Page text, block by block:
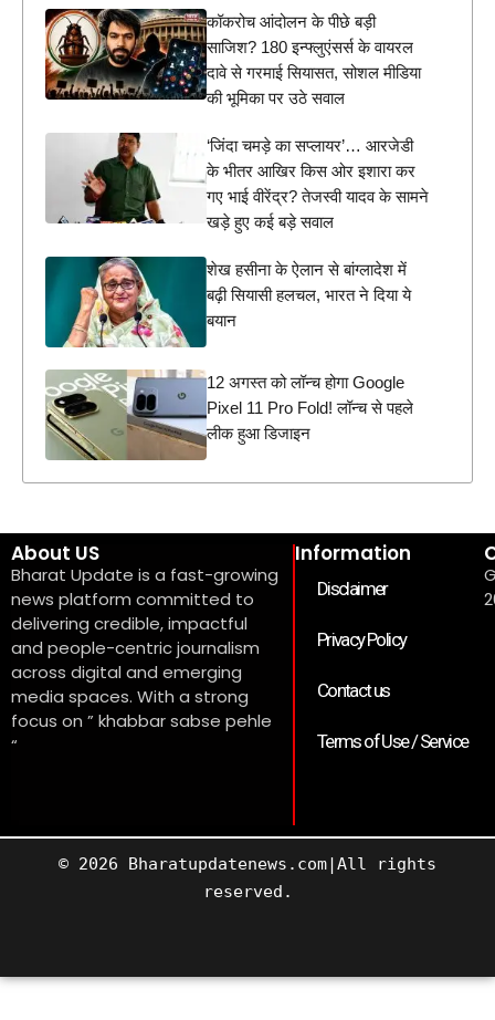
कॉकरोच आंदोलन के पीछे बड़ी
साजिश? 180 इन्फ्लुएंसर्स के वायरल
दावे से गरमाई सियासत, सोशल मीडिया
की भूमिका पर उठे सवाल
‘जिंदा चमड़े का सप्लायर’… आरजेडी
के भीतर आखिर किस ओर इशारा कर
गए भाई वीरेंद्र? तेजस्वी यादव के सामने
खड़े हुए कई बड़े सवाल
शेख हसीना के ऐलान से बांग्लादेश में
बढ़ी सियासी हलचल, भारत ने दिया ये
बयान
12 अगस्त को लॉन्च होगा Google
Pixel 11 Pro Fold! लॉन्च से पहले
लीक हुआ डिजाइन
About US
Bharat Update is a fast-growing
news platform committed to
delivering credible, impactful
and people-centric journalism
across digital and emerging
media spaces. With a strong
focus on ” khabbar sabse pehle
“
Information
Disclaimer
Privacy Policy
Contact us
Terms of Use / Service
© 2026 Bharatupdatenews.com|All rights
reserved.